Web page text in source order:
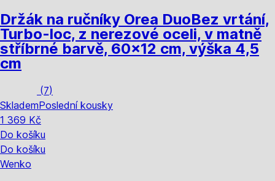
Držák na ručníky Orea DuoBez vrtání,
Turbo-loc, z nerezové oceli, v matně
stříbrné barvě, 60x12 cm, výška 4,5
cm
(7)
SklademPoslední kousky
1 369 Kč
Do košíku
Do košíku
Wenko